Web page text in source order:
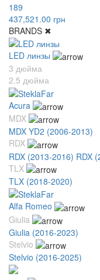
189
437,521.00 грн
BRANDS ✖
LED линзы
3 дюйма
2.5 дюйма
Acura
MDX
MDX YD2 (2006-2013)
RDX
RDX (2013-2016) RDX
TLX
TLX (2018-2020)
Alfa Romeo
Giulia
Giulia (2016-2023)
Stelvio
Stelvio (2016-2025)